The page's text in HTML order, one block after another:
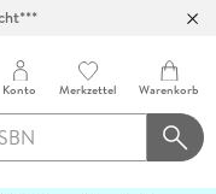
Konto Merkzettel Warenkorb